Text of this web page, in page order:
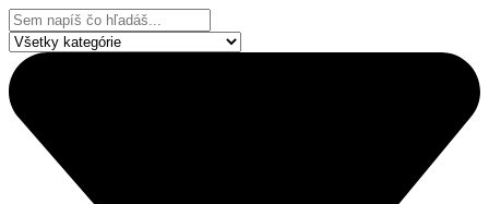
Preskočiť
na
obsah
Search
...